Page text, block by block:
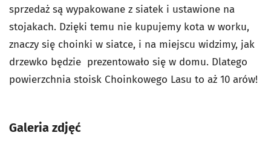
sprzedaż są wypakowane z siatek i ustawione na
stojakach. Dzięki temu nie kupujemy kota w worku,
znaczy się choinki w siatce, i na miejscu widzimy, jak
drzewko będzie prezentowało się w domu. Dlatego
powierzchnia stoisk Choinkowego Lasu to aż 10 arów!
Galeria zdjęć